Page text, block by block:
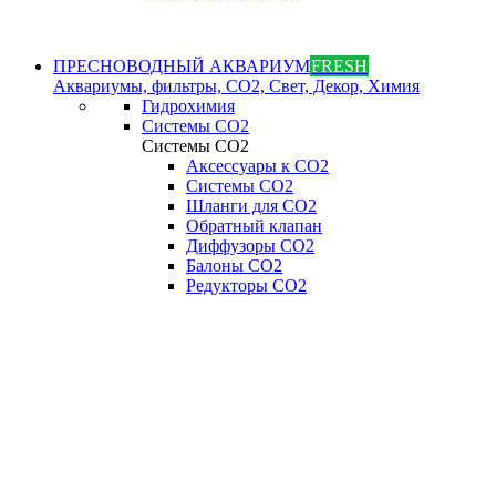
ПРЕСНОВОДНЫЙ АКВАРИУМFRESH
Аквариумы, фильтры, СО2, Свет, Декор, Химия
Гидрохимия
Системы СО2
Системы СО2
Аксессуары к СО2
Системы СО2
Шланги для CO2
Обратный клапан
Диффузоры СO2
Балоны CO2
Редукторы CO2